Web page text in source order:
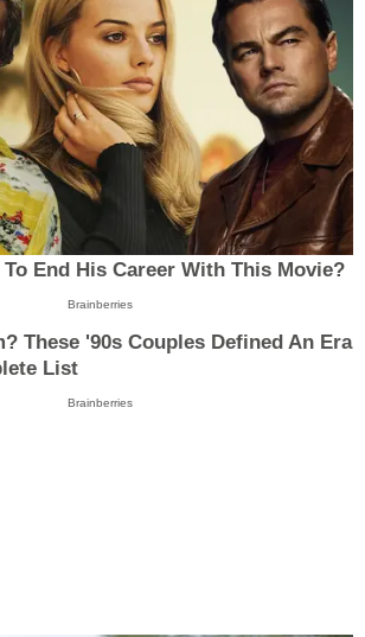
End His Career With This Movie?
Brainberries
These '90s Couples Defined An Era
List
Brainberries